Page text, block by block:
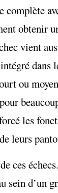
complète
obtenir
vient
dans
ou
les
leurs
ces
sein d’un